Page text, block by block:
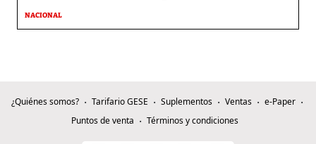
NACIONAL
¿Quiénes somos? Tarifario GESE Suplementos Ventas
e-Paper
Puntos de venta
Términos y condiciones